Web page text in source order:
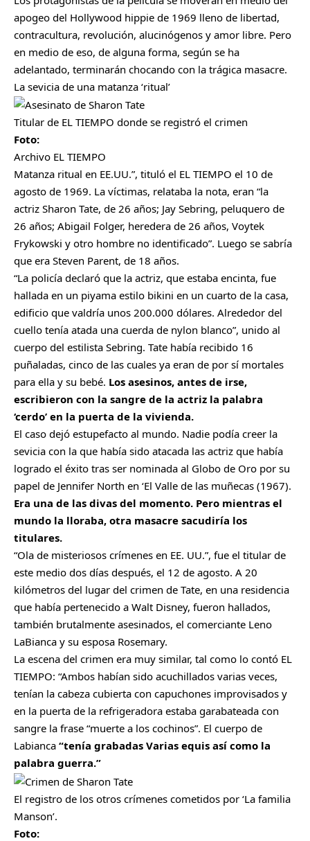
apogeo del Hollywood hippie de 1969 lleno de libertad,
contracultura, revolución, alucinógenos y amor libre. Pero
en medio de eso, de alguna forma, según se ha
adelantado, terminarán chocando con la trágica masacre.
La sevicia de una matanza ‘ritual’
Titular de EL TIEMPO donde se registró el crimen
Foto:
Archivo EL TIEMPO
Matanza ritual en EE.UU.”, tituló el EL TIEMPO el 10 de
agosto de 1969. La víctimas, relataba la nota, eran “la
actriz Sharon Tate, de 26 años; Jay Sebring, peluquero de
26 años; Abigail Folger, heredera de 26 años, Voytek
Frykowski y otro hombre no identificado”. Luego se sabría
que era Steven Parent, de 18 años.
“La policía declaró que la actriz, que estaba encinta, fue
hallada en un piyama estilo bikini en un cuarto de la casa,
edificio que valdría unos 200.000 dólares. Alrededor del
cuello tenía atada una cuerda de nylon blanco”, unido al
cuerpo del estilista Sebring. Tate había recibido 16
puñaladas, cinco de las cuales ya eran de por sí mortales
para ella y su bebé. Los asesinos, antes de irse,
escribieron con la sangre de la actriz la palabra
‘cerdo’ en la puerta de la vivienda.
El caso dejó estupefacto al mundo. Nadie podía creer la
sevicia con la que había sido atacada las actriz que había
logrado el éxito tras ser nominada al Globo de Oro por su
papel de Jennifer North en ‘El Valle de las muñecas (1967).
Era una de las divas del momento. Pero mientras el
mundo la lloraba, otra masacre sacudiría los
titulares.
“Ola de misteriosos crímenes en EE. UU.”, fue el titular de
este medio dos días después, el 12 de agosto. A 20
kilómetros del lugar del crimen de Tate, en una residencia
que había pertenecido a Walt Disney, fueron hallados,
también brutalmente asesinados, el comerciante Leno
LaBianca y su esposa Rosemary.
La escena del crimen era muy similar, tal como lo contó EL
TIEMPO: “Ambos habían sido acuchillados varias veces,
tenían la cabeza cubierta con capuchones improvisados y
en la puerta de la refrigeradora estaba garabateada con
sangre la frase “muerte a los cochinos”. El cuerpo de
Labianca “tenía grabadas Varias equis así como la
palabra guerra.”
El registro de los otros crímenes cometidos por ‘La familia
Manson’.
Foto: